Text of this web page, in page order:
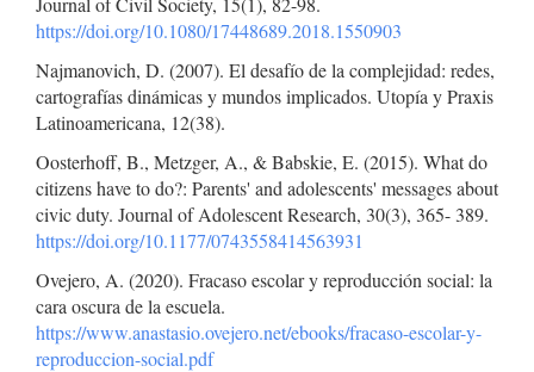
https://doi.org/10.1080/17448689.2018.1550903
Najmanovich, D. (2007). El desafío de la complejidad: redes,
cartografías dinámicas y mundos implicados. Utopía y Praxis
Latinoamericana, 12(38).
Oosterhoff, B., Metzger, A., & Babskie, E. (2015). What do
citizens have to do?: Parents' and adolescents' messages about
civic duty. Journal of Adolescent Research, 30(3), 365- 389.
https://doi.org/10.1177/0743558414563931
Ovejero, A. (2020). Fracaso escolar y reproducción social: la
cara oscura de la escuela.
https://www.anastasio.ovejero.net/ebooks/fracaso-escolar-y-
reproduccion-social.pdf